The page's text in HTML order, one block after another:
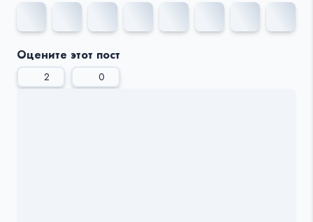
Оцените этот пост
2 0